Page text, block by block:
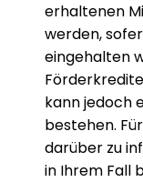
erhaltenen
werden,
eingehalten
kann jedoch
bestehen.
darüber zu
in Ihrem Fall